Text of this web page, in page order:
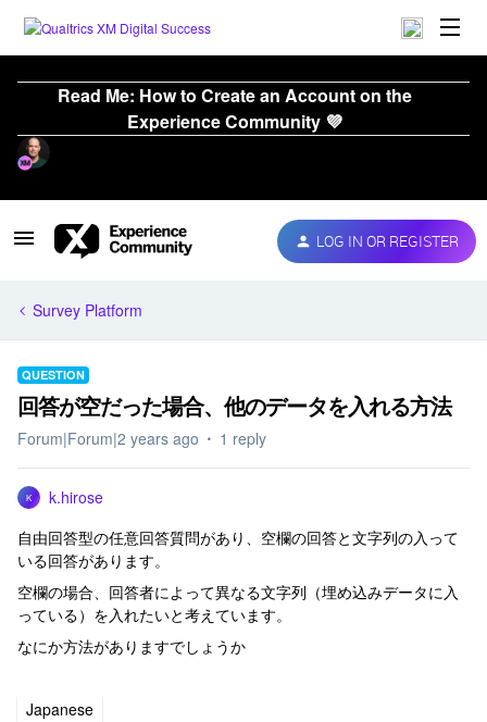
Read Me: How to Create an Account on the
Experience Community 💜
LOG IN OR REGISTER
Survey Platform
QUESTION
回答が空だった場合、他のデータを入れる方法
Forum|Forum|2 years ago 1 reply
K
k.hirose
自由回答型の任意回答質問があり、空欄の回答と文字列の入って
いる回答があります。
空欄の場合、回答者によって異なる文字列（埋め込みデータに入
っている）を入れたいと考えています。
なにか方法がありますでしょうか
Japanese